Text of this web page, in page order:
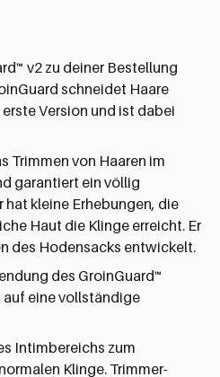
v2 zu deiner Bestellung
schneidet Haare
Version und ist dabei
Trimmen von Haaren im
garantiert ein völlig
hat kleine Erhebungen, die
Haut die Klinge erreicht. Er
des Hodensacks entwickelt.
des GroinGuard™
auf eine vollständige
Intimbereichs zum
Klinge. Trimmer-